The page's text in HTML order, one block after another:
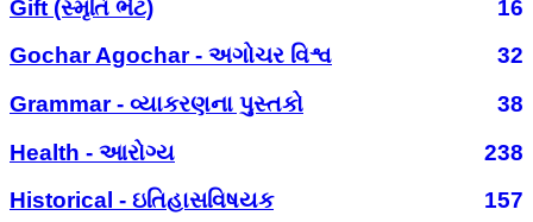
Gift (સ્મૃતિ ભેટ)
16
Gochar Agochar - અગોચર વિશ્વ
32
Grammar - વ્યાકરણના પુસ્તકો
38
Health - આરોગ્ય
238
Historical - ઇતિહાસવિષયક
157